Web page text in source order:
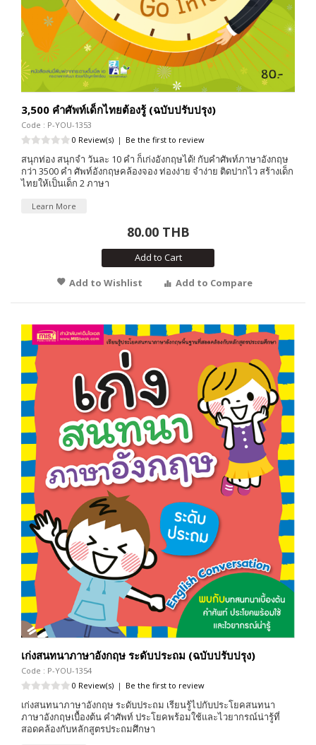
3,500 คำศัพท์เด็กไทยต้องรู้ (ฉบับปรับปรุง)
Code : P-YOU-1353
0 Review(s) | Be the first to review
สนุกท่อง สนุกจำ วันละ 10 คำ ก็เก่งอังกฤษได้! กับคำศัพท์ภาษาอังกฤษ
กว่า 3500 คำ ศัพท์อังกฤษคล้องจอง ท่องง่าย จำง่าย ติดปากไว สร้างเด็ก
ไทยให้เป็นเด็ก 2 ภาษา
Learn More
80.00 THB
Add to Cart
Add to Wishlist
Add to Compare
เก่งสนทนาภาษาอังกฤษ ระดับประถม (ฉบับปรับปรุง)
Code : P-YOU-1354
0 Review(s) | Be the first to review
เก่งสนทนาภาษาอังกฤษ ระดับประถม เรียนรู้ไปกับประโยคสนทนา
ภาษาอังกฤษเบื้องต้น คำศัพท์ ประโยคพร้อมใช้และไวยากรณ์น่ารู้ที่
สอดคล้องกับหลักสูตรประถมศึกษา